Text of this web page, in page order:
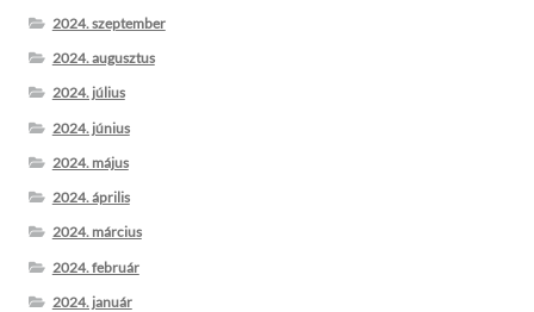
2024. szeptember
2024. augusztus
2024. július
2024. június
2024. május
2024. április
2024. március
2024. február
2024. január